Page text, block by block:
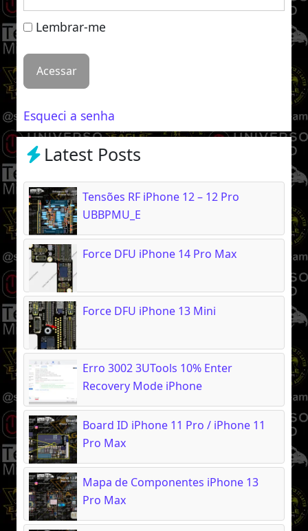
Lembrar-me
Esqueci a senha
Latest Posts
Tensões RF iPhone 12 – 12 Pro
UBBPMU_E
Force DFU iPhone 14 Pro Max
Force DFU iPhone 13 Mini
Erro 3002 3UTools 10% Enter
Recovery Mode iPhone
Board ID iPhone 11 Pro / iPhone 11
Pro Max
Mapa de Componentes iPhone 13
Pro Max